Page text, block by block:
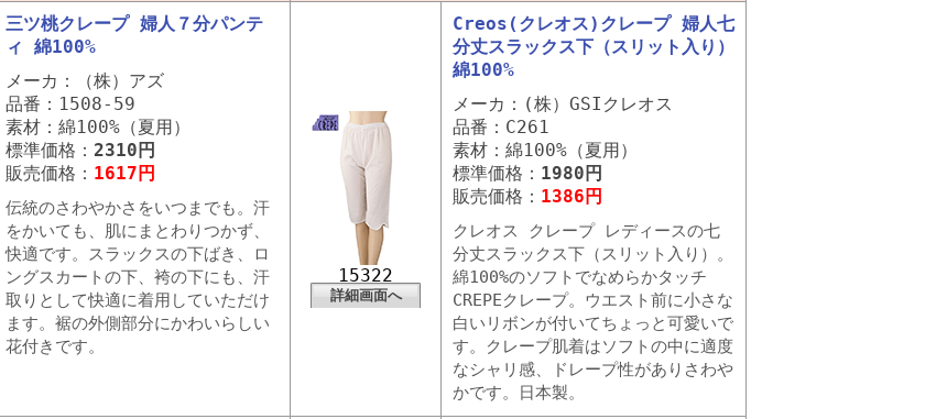
三ツ桃クレープ 婦人７分パンテ
ィ 綿100%
メーカ：（株）アズ
品番：1508-59
素材：綿100%（夏用）
標準価格： 2310円
販売価格： 1617円
伝統のさわやかさをいつまでも。汗
をかいても、肌にまとわりつかず、
快適です。スラックスの下ばき、ロ
ングスカートの下、袴の下にも、汗
取りとして快適に着用していただけ
ます。裾の外側部分にかわいらしい
花付きです。
15322
詳細画面へ
Creos(クレオス)クレープ 婦人七
分丈スラックス下（スリット入り）
綿100%
メーカ：(株）GSIクレオス
品番：C261
素材：綿100%（夏用）
標準価格： 1980円
販売価格： 1386円
クレオス クレープ レディースの七
分丈スラックス下（スリット入り）。
綿100%のソフトでなめらかタッチ
CREPEクレープ。ウエスト前に小さな
白いリボンが付いてちょっと可愛いで
す。クレープ肌着はソフトの中に適度
なシャリ感、ドレープ性がありさわや
かです。日本製。